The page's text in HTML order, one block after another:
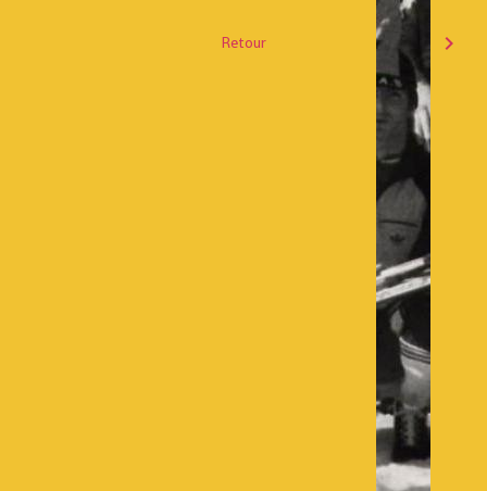
Retour